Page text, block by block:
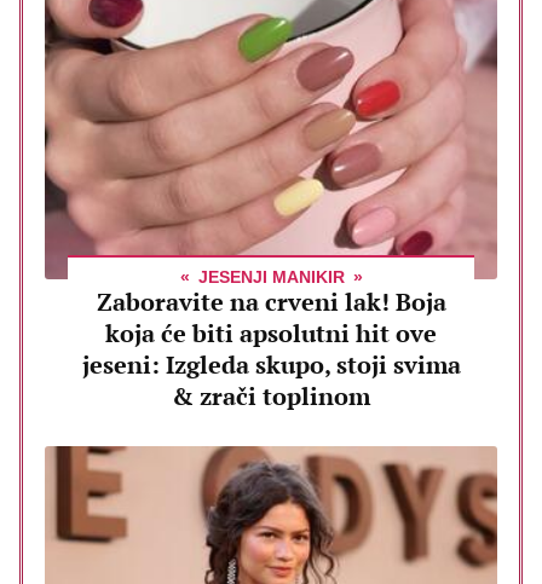
JESENJI MANIKIR
Zaboravite na crveni lak! Boja
koja će biti apsolutni hit ove
jeseni: Izgleda skupo, stoji svima
& zrači toplinom